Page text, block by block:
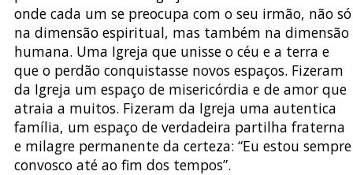
onde cada um se preocupa com o seu irmão, não só
na dimensão espiritual, mas também na dimensão
humana. Uma Igreja que unisse o céu e a terra e
que o perdão conquistasse novos espaços. Fizeram
da Igreja um espaço de misericórdia e de amor que
atraia a muitos. Fizeram da Igreja uma autentica
família, um espaço de verdadeira partilha fraterna
e milagre permanente da certeza: “Eu estou sempre
convosco até ao fim dos tempos”.